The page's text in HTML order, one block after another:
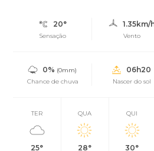
20°
Sensação
1.35km/
Vento
0% (0mm)
Chance de chuva
06h20
Nascer do sol
TER
25°
QUA
28°
QUI
30°